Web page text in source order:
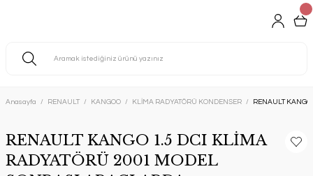
Anasayfa RENAULT KANGOO KLİMA RADYATÖRÜ KONDENSER RENAULT
RENAULT KANGO 1.5 DCI KLİMA
RADYATÖRÜ 2001 MODEL